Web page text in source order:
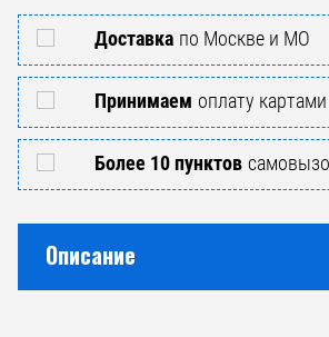
Доставка по Москве и МО
Принимаем оплату картами
Более 10 пунктов
Описание